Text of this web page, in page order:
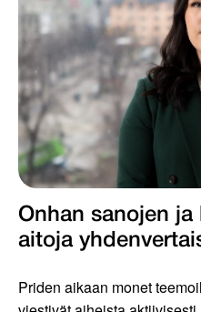
Onhan sanojen
aitoja
Priden aikaan monet